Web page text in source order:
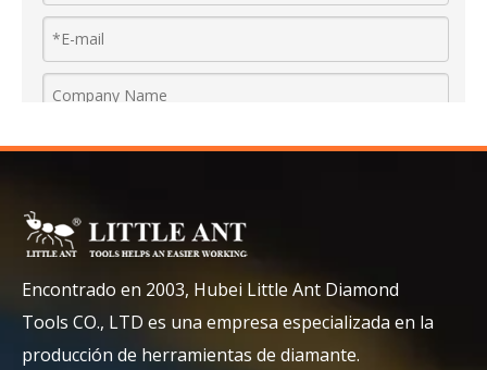
Encontrado en 2003, Hubei Little Ant Diamond
Tools CO., LTD es una empresa especializada en la
producción de herramientas de diamante.